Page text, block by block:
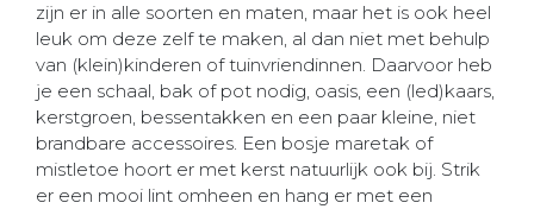
zijn er in alle soorten en maten, maar het is ook heel
leuk om deze zelf te maken, al dan niet met behulp
van (klein)kinderen of tuinvriendinnen. Daarvoor heb
je een schaal, bak of pot nodig, oasis, een (led)kaars,
kerstgroen, bessentakken en een paar kleine, niet
brandbare accessoires. Een bosje maretak of
mistletoe hoort er met kerst natuurlijk ook bij. Strik
er een mooi lint omheen en hang er met een